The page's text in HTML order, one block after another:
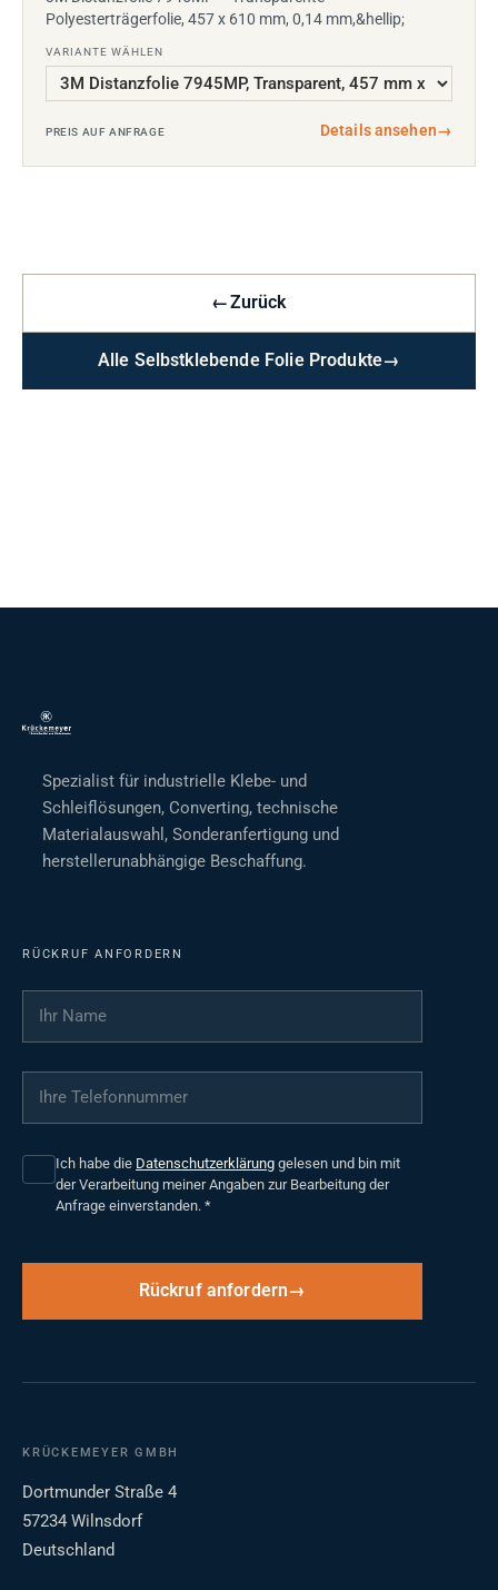
Polyesterträgerfolie, 457 x 610 mm, 0,14 mm,&hellip;
VARIANTE WÄHLEN
PREIS AUF ANFRAGE Details ansehen→
←Zurück
Alle Selbstklebende Folie Produkte→
Spezialist für industrielle Klebe- und
Schleiflösungen, Converting, technische
Materialauswahl, Sonderanfertigung und
herstellerunabhängige Beschaffung.
RÜCKRUF ANFORDERN
Ihr Name
Ihre Telefonnummer
Ich habe die Datenschutzerklärung gelesen und bin mit
der Verarbeitung meiner Angaben zur Bearbeitung der
Anfrage einverstanden. *
Rückruf anfordern
KRÜCKEMEYER GMBH
Dortmunder Straße 4
57234 Wilnsdorf
Deutschland